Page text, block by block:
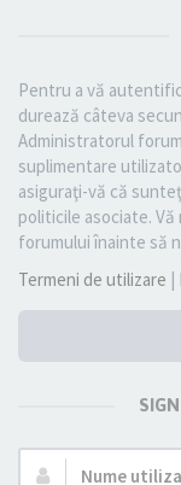
Pentru a vă
durează câteva
Administratorul
suplimentare
asiguraţi-vă că
politicile asociate.
forumului înainte să
Termeni de utilizare |
Nume